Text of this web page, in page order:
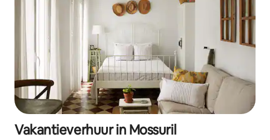
Vakantieverhuur in Mossuril